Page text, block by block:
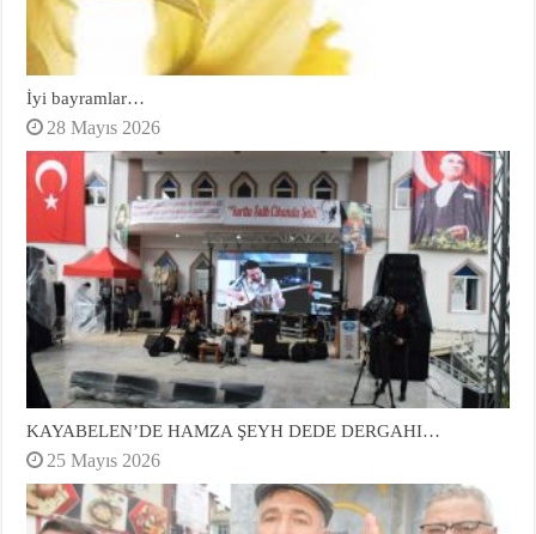
İyi bayramlar…
28 Mayıs 2026
KAYABELEN’DE HAMZA ŞEYH DEDE DERGAHI…
25 Mayıs 2026